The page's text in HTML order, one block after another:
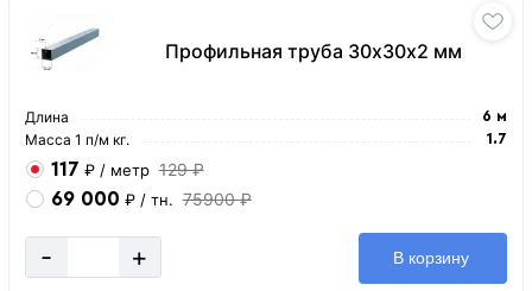
Профильная труба 30х30х2 мм
Длина 6 м
Масса 1 п/м кг. 1.7
117 ₽ / метр 129 ₽
69 000 ₽ / тн. 75900 ₽
- + В корзину